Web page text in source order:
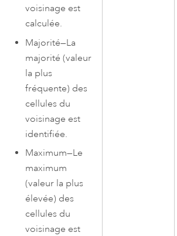
voisinage est
calculée.
Majorité—La
majorité (valeur
la plus
fréquente) des
cellules du
voisinage est
identifiée.
Maximum—Le
maximum
(valeur la plus
élevée) des
cellules du
voisinage est